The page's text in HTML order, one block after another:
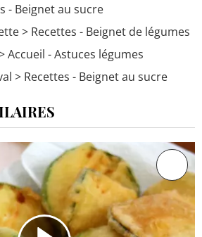
- Beignet au sucre
> Recettes - Beignet de légumes
Accueil - Astuces légumes
> Recettes - Beignet au sucre